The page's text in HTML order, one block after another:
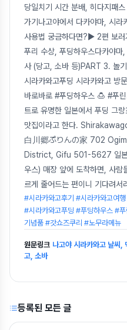
당일치기 시간 분배, 히다지패
가기나고야에서 다카야마, 시라
사용법 궁금하다면?▶ 2편 보
푸리 수상, 푸딩하우스다카야
사 (당고, 소바 등)PART 3. 놀
시라카와고푸딩 시라카와고 방
바로바로 #푸딩하우스 🍮 #푸
트로 유명한 일본에서 푸딩 그
맛집이라고 한다.
白川郷ぷりんの家 702
District, Gifu 501-5627 일본
우스) 매장 앞에 도착하면, 사람
르게 줄어드는 편이니 기다려서
#시라카와고후기 #시라카와고여
#시라카와고푸딩 #푸딩하우스 #
기념품 #갓쇼즈쿠리 #노무라메뉴
원문링크 나고야 시라카와고 날씨,
고, 소바
등록된 모든 글